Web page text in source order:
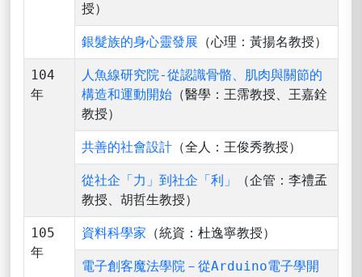
授）
銀髮族的身心靈發展 （心理：黃揚名教授）
104
年
人魚線研究院-從認識骨骼、肌肉與關節的
構造和運動開始 （醫學：王霈教授、王嘉銓
教授）
共善的社會設計 （全人：王俊秀教授）
從社企「力」到社企「利」
（企管：李禮孟
教授、胡哲生教授）
105
年
資料科學家 （統資：杜逸寧教授）
電子創客魔法學院－從Arduino電子學開